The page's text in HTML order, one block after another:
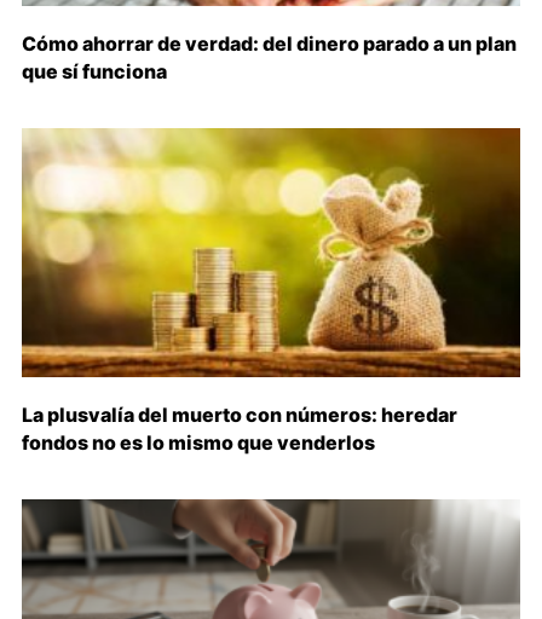
Cómo ahorrar de verdad: del dinero parado a un plan
que sí funciona
La plusvalía del muerto con números: heredar
fondos no es lo mismo que venderlos